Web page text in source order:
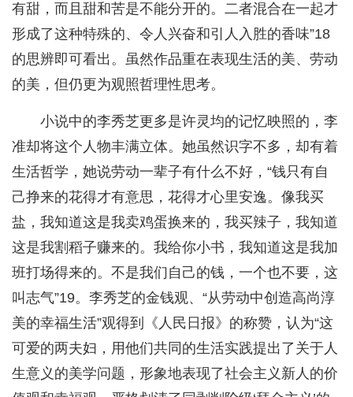
有甜，而且甜和苦是不能分开的。二者混合在一起才
形成了这种特殊的、令人兴奋和引人入胜的香味”18
的思辨即可看出。虽然作品重在表现生活的美、劳动
的美，但仍更为观照哲理性思考。
小说中的李秀芝更多是许灵均的记忆映照的，李
准却将这个人物丰满立体。她虽然识字不多，却有着
生活哲学，她说劳动一辈子有什么不好，“钱只有自
己挣来的花得才有意思，花得才心里安逸。像我买
盐，我知道这是我卖鸡蛋换来的，我买辣子，我知道
这是我割稻子赚来的。我给你小书，我知道这是我加
班打场得来的。不是我们自己的钱，一个也不要，这
叫志气”19。李秀芝的金钱观、“从劳动中创造高尚淳
美的幸福生活”观得到《人民日报》的称赞，认为“这
可爱的两夫妇，用他们共同的生活实践提出了关于人
生意义的美学问题，形象地表现了社会主义新人的价